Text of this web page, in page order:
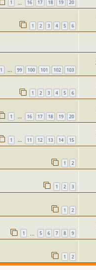
1 16 17 18 19 20
1 2 3 4 5 6
1 … 99 100 101 102 103
1 2 3 4 5 6
1 … 16 17 18 19 20
1 … 11 12 13 14 15
1 2
1 2 3
1 2
1 5 6 7 8 9
1 2